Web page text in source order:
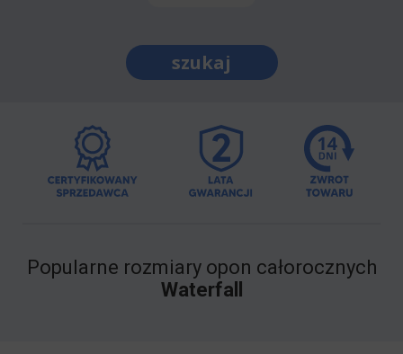
szukaj
Popularne rozmiary opon całorocznych
Waterfall